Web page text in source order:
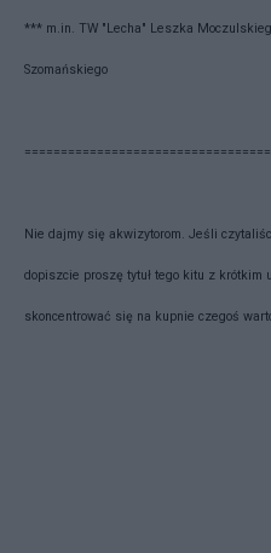
*** m.in. TW "Lecha" Leszka
Szomańskiego
==========================
Nie dajmy się akwizytorom. Jeśli
dopiszcie proszę tytuł tego kitu z krótkim
skoncentrować się na kupnie czegoś